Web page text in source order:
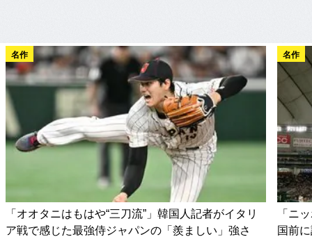
名作
「オオタニはもはや“三刀流”」韓国人記者がイタリ
ア戦で感じた最強侍ジャパンの「羨ましい」強さ
名作
「ニ
国前